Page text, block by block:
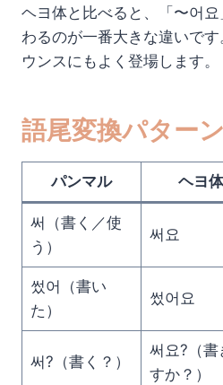
ヘヨ体と比べると、「〜어
わるのが一番大きな違いで
ウンスにもよく登場します。
語尾変換パター
パンマル ヘヨ体
써（書く／使
う）
써요
썼어（書い
た）
썼어요
써?（書く？）
써요?（書
すか？）